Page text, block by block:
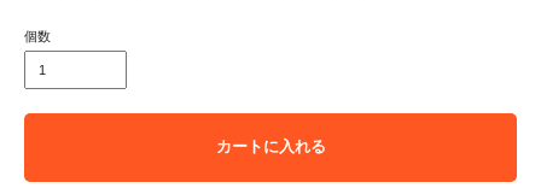
個数
カートに入れる